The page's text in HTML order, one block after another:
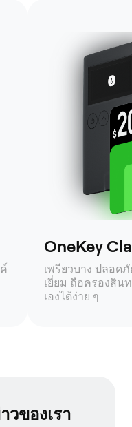
OneKey
เพรียวบาง ปลอด
เยี่ยม ถือครองสิน
เองได้ง่าย ๆ
ของเรา